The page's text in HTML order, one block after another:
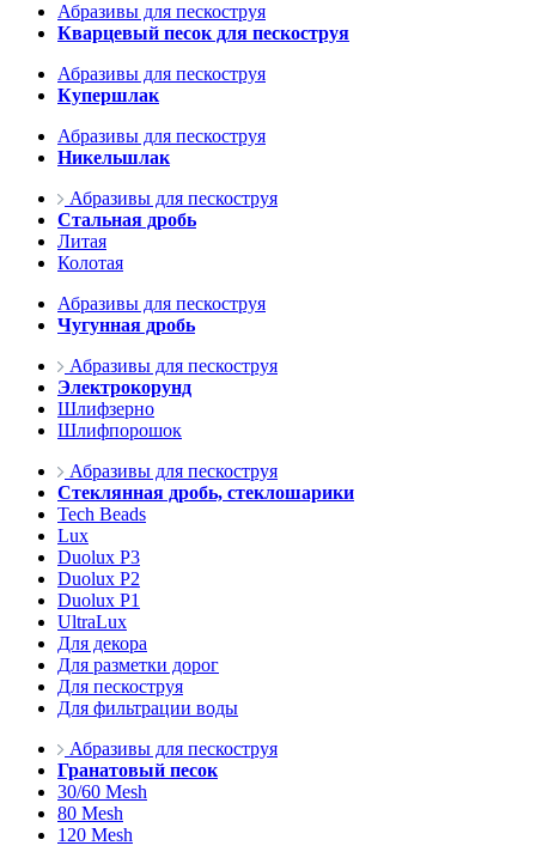
Абразивы для пескоструя
Кварцевый песок для пескоструя
Абразивы для пескоструя
Купершлак
Абразивы для пескоструя
Никельшлак
Абразивы для пескоструя
Стальная дробь
Литая
Колотая
Абразивы для пескоструя
Чугунная дробь
Абразивы для пескоструя
Электрокорунд
Шлифзерно
Шлифпорошок
Абразивы для пескоструя
Стеклянная дробь, стеклошарики
Tech Beads
Lux
Duolux P3
Duolux P2
Duolux P1
UltraLux
Для декора
Для разметки дорог
Для пескоструя
Для фильтрации воды
Абразивы для пескоструя
Гранатовый песок
30/60 Mesh
80 Mesh
120 Mesh